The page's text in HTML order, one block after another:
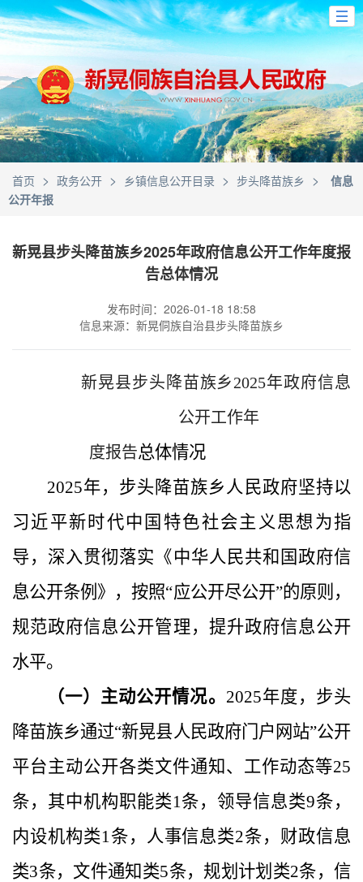
首页 > 政务公开 > 乡镇信息公开目录 > 步头降苗族乡 >
信息
公开年报
新晃县步头降苗族乡2025年政府信息公开工作年度报
告总体情况
发布时间：2026-01-18 18:58
信息来源：新晃侗族自治县步头降苗族乡
新晃县步头降苗族乡2025年政府信息
公开工作年
度报告总体情况
2025年，步头降苗族乡人民政府坚持以
习近平新时代中国特色社会主义思想为指
导，深入贯彻落实《中华人民共和国政府信
息公开条例》，按照“应公开尽公开”的原则，
规范政府信息公开管理，提升政府信息公开
水平。
（一）主动公开情况。 2025年度，步头
降苗族乡通过“新晃县人民政府门户网站”公开
平台主动公开各类文件通知、工作动态等25
条，其中机构职能类1条，领导信息类9条，
内设机构类1条，人事信息类2条，财政信息
类3条，文件通知类5条，规划计划类2条，信